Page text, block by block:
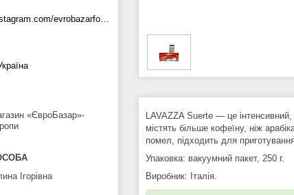
LAVAZZA Suerte — це
містять більше кофеїну, ніж
помел, підходить для
Упаковка: вакуумний пакет, 250 г.
Виробник: Італія.
https://www.instagram.com/evrobazarfood/
«ЄвроБазар»-
Ігорівна